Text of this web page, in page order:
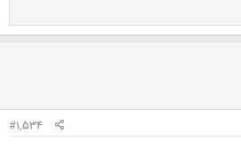
#1,534